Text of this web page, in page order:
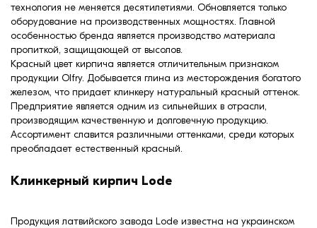
технология не меняется десятилетиями. Обновляется только
оборудование на производственных мощностях. Главной
особенностью бренда является производство материала
пропиткой, защищающей от высолов.
Красный цвет кирпича является отличительным признаком
продукции Olfry. Добывается глина из месторождения богатого
железом, что придает клинкеру натуральный красный оттенок.
Предприятие является одним из сильнейших в отрасли,
производящим качественную и долговечную продукцию.
Ассортимент славится различными оттенками, среди которых
преобладает естественный красный.
Клинкерный кирпич Lode
Продукция латвийского завода Lode известна на украинском